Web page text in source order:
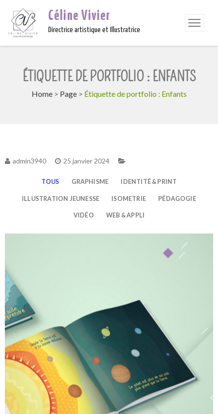
Céline Vivier
Directrice artistique et Illustratrice
ÉTIQUETTE DE PORTFOLIO : ENFANTS
Home> Page> Étiquette de portfolio : Enfants
admin3940 25 janvier 2024
TOUS GRAPHISME IDENTITÉ & PRINT
ILLUSTRATION JEUNESSE ISOMETRIE PÉDAGOGIE
VIDÉO WEB & APPLI